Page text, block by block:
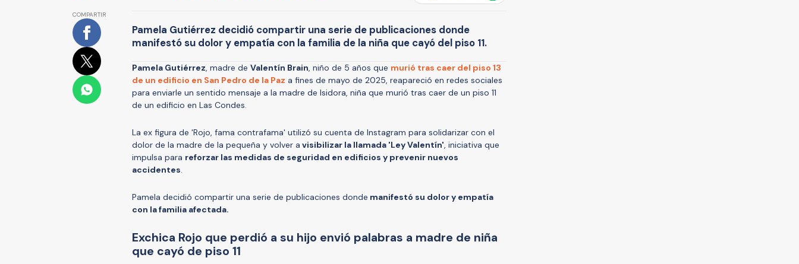
COMPARTIR
Pamela Gutiérrez decidió compartir una serie de publicaciones donde
manifestó su dolor y empatía con la familia de la niña que cayó del piso 11.
Pamela Gutiérrez, madre de Valentín Brain, niño de 5 años que murió tras caer del piso 13
de un edificio en San Pedro de la Paz a fines de mayo de 2025, reapareció en redes sociales
para enviarle un sentido mensaje a la madre de Isidora, niña que murió tras caer de un piso 11
de un edificio en Las Condes.
La ex figura de 'Rojo, fama contrafama' utilizó su cuenta de Instagram para solidarizar con el
dolor de la madre de la pequeña y volver a visibilizar la llamada 'Ley Valentín', iniciativa que
impulsa para reforzar las medidas de seguridad en edificios y prevenir nuevos
accidentes.
Pamela decidió compartir una serie de publicaciones donde manifestó su dolor y empatía
con la familia afectada.
Exchica Rojo que perdió a su hijo envió palabras a madre de niña
que cayó de piso 11